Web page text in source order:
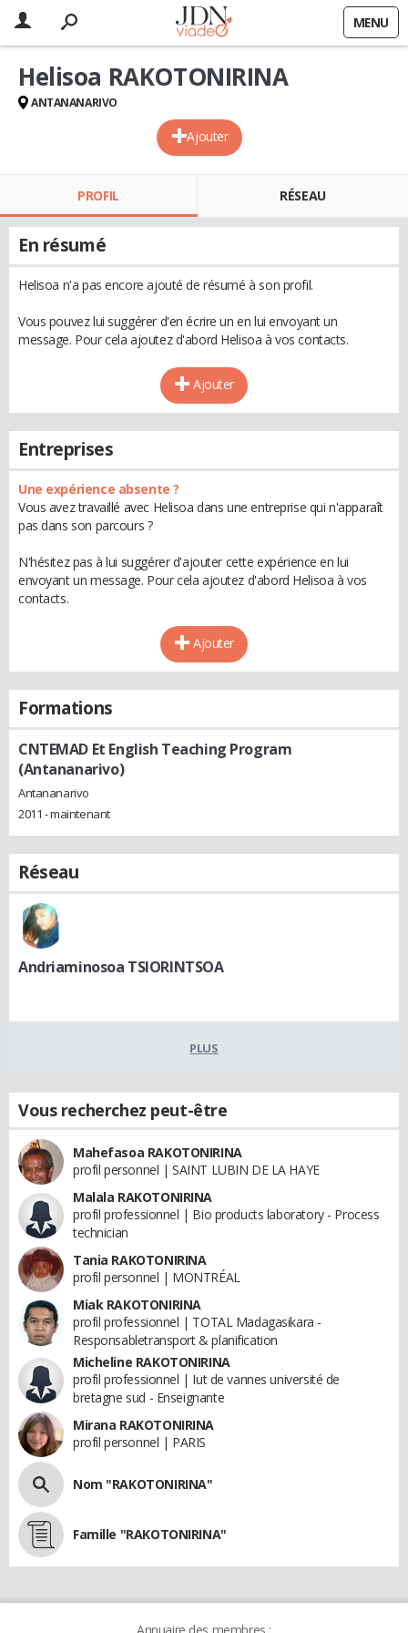
MENU
Ajouter
Helisoa RAKOTONIRINA
ANTANANARIVO
PROFIL RÉSEAU
En résumé
Helisoa n'a pas encore ajouté de résumé à son profil.
Vous pouvez lui suggérer d'en écrire un en lui envoyant un
message. Pour cela ajoutez d'abord Helisoa à vos contacts.
Ajouter
Entreprises
Une expérience absente ?
Vous avez travaillé avec Helisoa dans une entreprise qui n'apparaît
pas dans son parcours ?
N'hésitez pas à lui suggérer d'ajouter cette expérience en lui
envoyant un message. Pour cela ajoutez d'abord Helisoa à vos
contacts.
Ajouter
Formations
CNTEMAD Et English Teaching Program
(Antananarivo)
Antananarivo
2011 - maintenant
Réseau
Andriaminosoa TSIORINTSOA
PLUS
Vous recherchez peut-être
Mahefasoa RAKOTONIRINA
profil personnel | SAINT LUBIN DE LA HAYE
Malala RAKOTONIRINA
profil professionnel | Bio products laboratory - Process
technician
Tania RAKOTONIRINA
profil personnel | MONTRÉAL
Miak RAKOTONIRINA
profil professionnel | TOTAL Madagasikara -
Responsabletransport & planification
Micheline RAKOTONIRINA
profil professionnel | Iut de vannes université de
bretagne sud - Enseignante
Mirana RAKOTONIRINA
profil personnel | PARIS
Nom "RAKOTONIRINA"
Famille "RAKOTONIRINA"